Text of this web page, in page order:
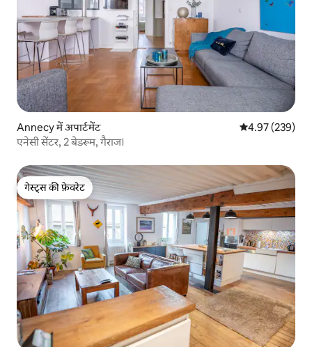
Annecy में अपार्टमेंट औसत रेटिंग 5 में से
4.97 (239)
एनेसी सेंटर, 2 बेडरूम, गैराज।
गेस्ट्स की फ़ेवरेट
गेस्ट्स की फ़ेवरेट